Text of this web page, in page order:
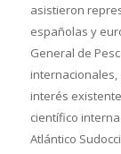
asistieron
españolas y
General de
internacionales,
interés
científico
Atlántico